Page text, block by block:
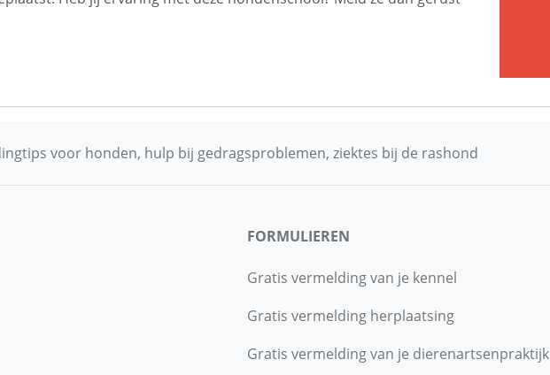
voor honden, hulp bij gedragsproblemen, ziektes bij de rashond
FORMULIEREN
Gratis vermelding van je kennel
Gratis vermelding herplaatsing
Gratis vermelding van je dierenartsenpraktijk